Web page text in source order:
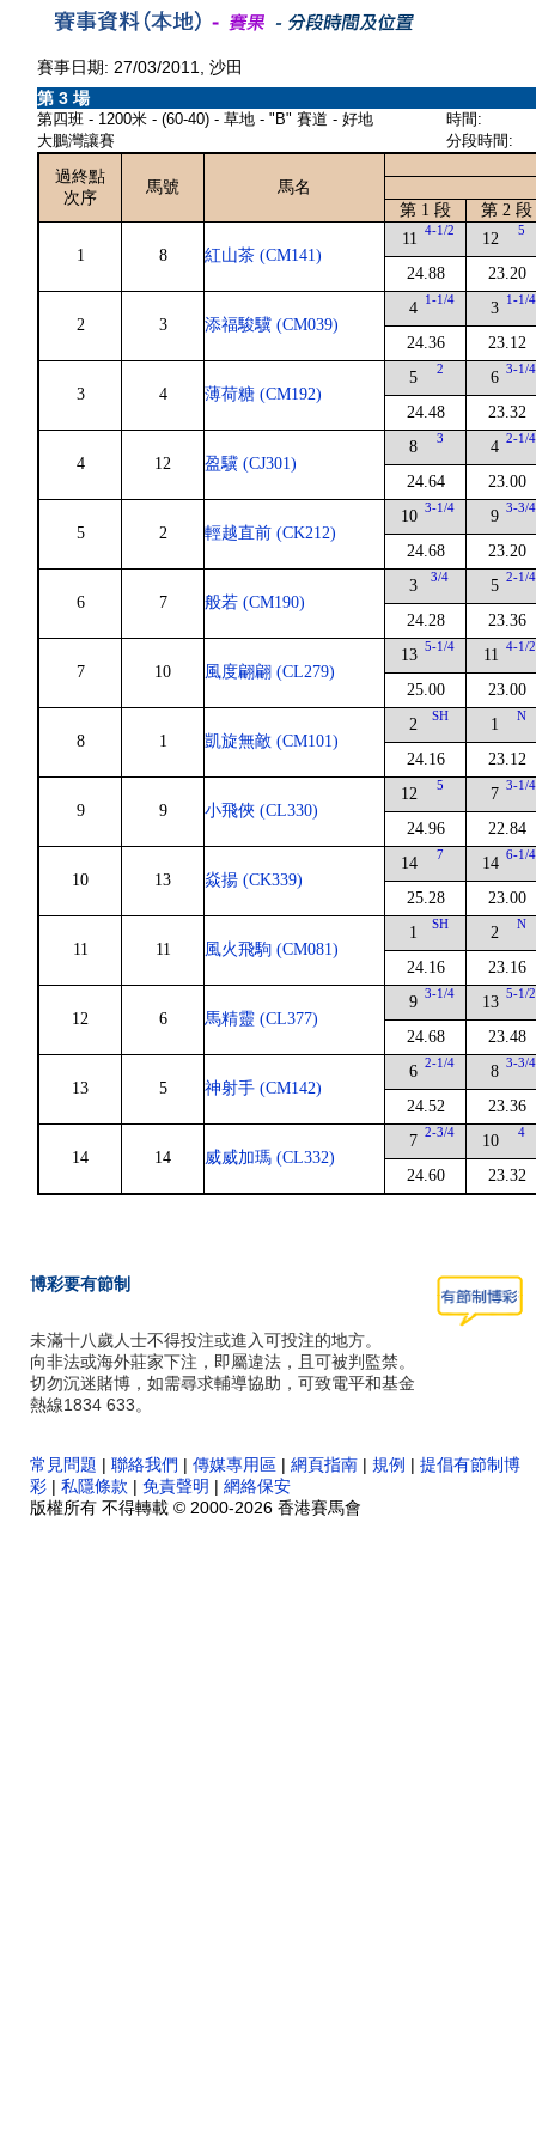
賽事日期: 27/03/2011, 沙田
第 3 場
第四班 - 1200米 - (60-40) - 草地 - "B" 賽道 - 好地
大鵬灣讓賽
時間:
分段時間:
過終點
次序
馬號
馬名
第 1 段
第 2 段
1 8 紅山茶 (CM141)
11 4-1/2
24.88
12 5
23.20
2 3 添福駿驥 (CM039)
4 1-1/4
24.36
3 1-1/4
23.12
3 4 薄荷糖 (CM192)
5 2
24.48
6 3-1/4
23.32
4 12 盈驥 (CJ301)
8 3
24.64
4 2-1/4
23.00
5 2 輕越直前 (CK212)
10 3-1/4
24.68
9 3-3/4
23.20
6 7 般若 (CM190)
3 3/4
24.28
5 2-1/4
23.36
7 10 風度翩翩 (CL279)
13 5-1/4
25.00
11 4-1/2
23.00
8 1 凱旋無敵 (CM101)
2 SH
24.16
1 N
23.12
9 9 小飛俠 (CL330)
12 5
24.96
7 3-1/4
22.84
10 13 焱揚 (CK339)
14 7
25.28
14 6-1/4
23.00
11 11 風火飛駒 (CM081)
1 SH
24.16
2 N
23.16
12 6 馬精靈 (CL377)
9 3-1/4
24.68
13 5-1/2
23.48
13 5 神射手 (CM142)
6 2-1/4
24.52
8 3-3/4
23.36
14 14 威威加瑪 (CL332)
7 2-3/4
24.60
10 4
23.32
博彩要有節制
未滿十八歲人士不得投注或進入可投注的地方。
向非法或海外莊家下注，即屬違法，且可被判監禁。
切勿沉迷賭博，如需尋求輔導協助，可致電平和基金
熱線1834 633。
常見問題 | 聯絡我們 | 傳媒專用區 | 網頁指南 | 規例 | 提倡有節制博
彩 | 私隱條款 | 免責聲明 | 網絡保安
版權所有 不得轉載 © 2000-2026 香港賽馬會